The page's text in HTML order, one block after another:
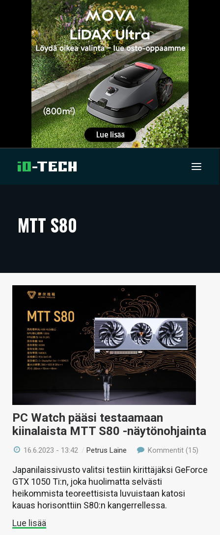
ARTIKKELIT
TECHBBS
TIETOA
HINTA.FI
KAUPPA
VAIHDA TEEMA
HAKU
MTT S80
PC Watch pääsi testaamaan
kiinalaista MTT S80 -näytönohjainta
16.6.2023 - 13:42 /Petrus Laine Kommentit (15)
Japanilaissivusto valitsi testiin kirittäjäksi GeForce
GTX 1050 Ti:n, joka huolimatta selvästi
heikommista teoreettisista luvuistaan katosi
kauas horisonttiin S80:n kangerrellessa.
Lue lisää